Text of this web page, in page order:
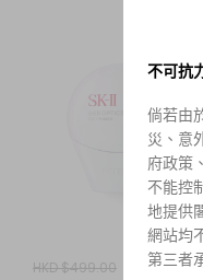
HKD $499.00
不可抗
倘若由
災、意
府政策
不能控
地提供
網站均
第三者